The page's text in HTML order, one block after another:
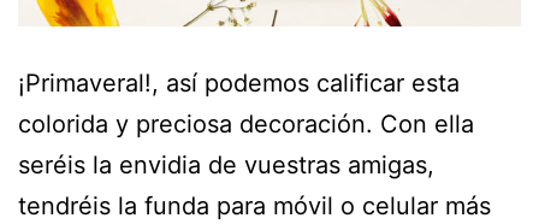
¡Primaveral!, así podemos calificar esta
colorida y preciosa decoración. Con ella
seréis la envidia de vuestras amigas,
tendréis la funda para móvil o celular más